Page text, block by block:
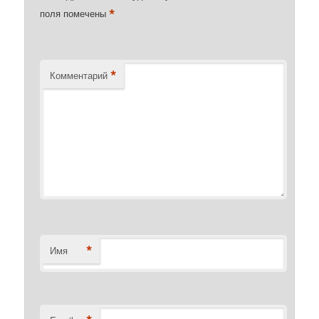
поля помечены*
Комментарий *
Имя *